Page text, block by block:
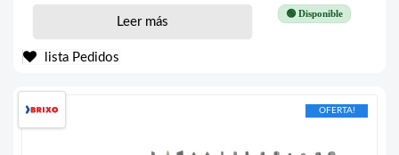
🟢 Disponible
Leer más
lista Pedidos
OFERTA!